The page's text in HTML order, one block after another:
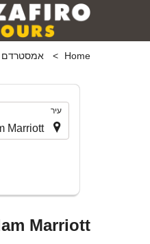
Home אמסטרדם
עיר
Marriott